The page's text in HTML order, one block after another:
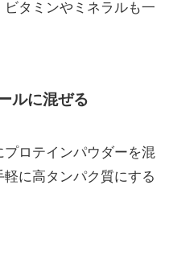
タミンやミネラルも一
ルに混ぜる
ロテインパウダーを混
に高タンパク質にする